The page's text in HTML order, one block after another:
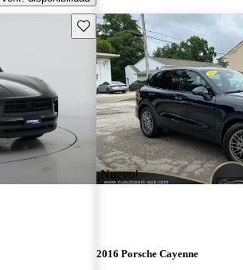
Guarda este Aviso
¡Nuevo!
2016 Porsche Cayenne